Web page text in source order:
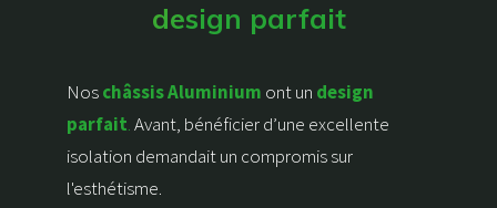
Nos châssis sont équipés de
charnières invisibles augmentent
l’étanchéité à l’air et suppriment
tous les problèmes d’infiltration
d’eau lors de grands vents. Cette
design parfait
Noschâssis Aluminium ont un design
parfait.Avant, bénéficier d’une excellente
isolation demandait un compromis sur
l'esthétisme.